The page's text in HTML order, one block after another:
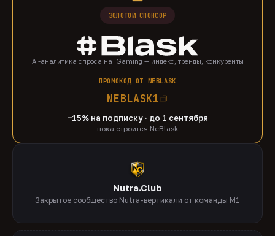
ЗОЛОТОЙ СПОНСОР
AI-аналитика спроса на iGaming — индекс, тренды, конкуренты
ПРОМОКОД ОТ NEBLASK
NEBLASK1
−15% на подписку · до 1 сентября
пока строится NeBlask
Nutra.Club
Закрытое сообщество Nutra-вертикали от команды M1